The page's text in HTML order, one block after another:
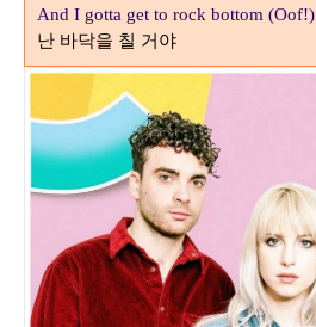
And I gotta get to rock bottom (Oof!)
난 바닥을 칠 거야